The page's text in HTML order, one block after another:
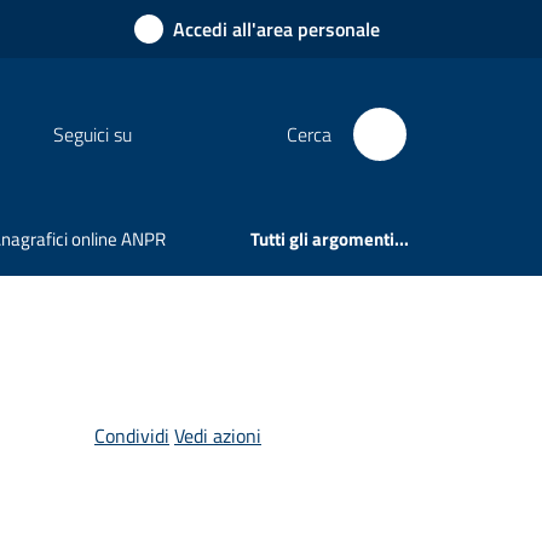
Accedi all'area personale
Seguici su Cerca
online ANPR Tutti gli argomenti...
Condividi Vedi azioni